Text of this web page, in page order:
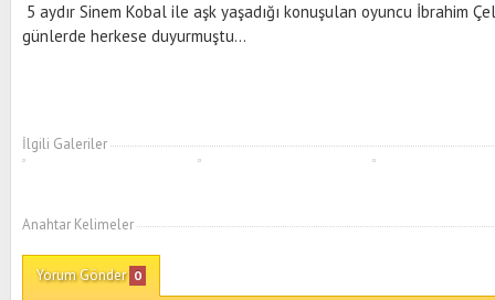
5 aydır Sinem Kobal ile aşk yaşadığı konuşulan oyuncu İbrahim
günlerde herkese duyurmuştu...
İlgili Galeriler
Anahtar Kelimeler
Yorum Gönder 0